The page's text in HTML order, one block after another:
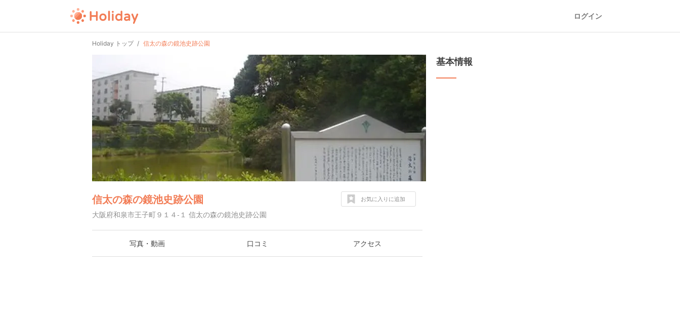
ログイン
Holiday トップ 信太の森の鏡池史跡公園
信太の森の鏡池史跡公園
大阪府和泉市王子町９１４-１ 信太の森の鏡池史跡公園
お気に入りに追加
写真・動画 口コミ アクセス
基本情報